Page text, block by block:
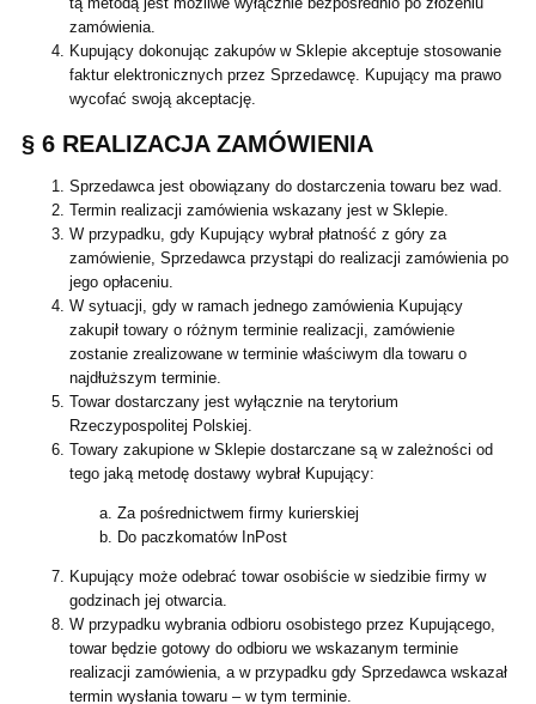
zamówienia.
Kupujący dokonując zakupów w Sklepie akceptuje stosowanie
faktur elektronicznych przez Sprzedawcę. Kupujący ma prawo
wycofać swoją akceptację.
§ 6 REALIZACJA ZAMÓWIENIA
Sprzedawca jest obowiązany do dostarczenia towaru bez wad.
Termin realizacji zamówienia wskazany jest w Sklepie.
W przypadku, gdy Kupujący wybrał płatność z góry za
zamówienie, Sprzedawca przystąpi do realizacji zamówienia po
jego opłaceniu.
W sytuacji, gdy w ramach jednego zamówienia Kupujący
zakupił towary o różnym terminie realizacji, zamówienie
zostanie zrealizowane w terminie właściwym dla towaru o
najdłuższym terminie.
Towar dostarczany jest wyłącznie na terytorium
Rzeczypospolitej Polskiej.
Towary zakupione w Sklepie dostarczane są w zależności od
tego jaką metodę dostawy wybrał Kupujący:
Za pośrednictwem firmy kurierskiej
Do paczkomatów InPost
Kupujący może odebrać towar osobiście w siedzibie firmy w
godzinach jej otwarcia.
W przypadku wybrania odbioru osobistego przez Kupującego,
towar będzie gotowy do odbioru we wskazanym terminie
realizacji zamówienia, a w przypadku gdy Sprzedawca wskazał
termin wysłania towaru – w tym terminie.